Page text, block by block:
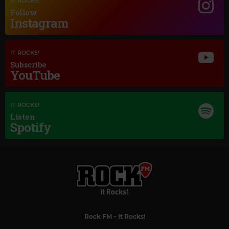
Follow
Instagram
IT ROCKS!
Subscribe
YouTube
IT ROCKS!
Listen
Spotify
Rock FM– It Rocks!